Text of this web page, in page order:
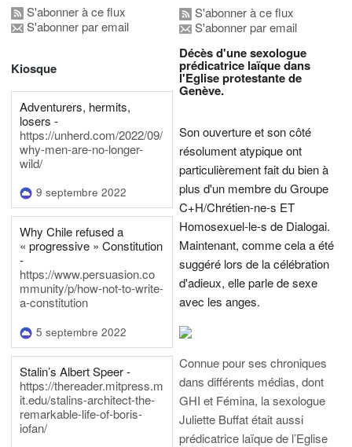
S'abonner à ce flux
S'abonner par email
Kiosque
Adventurers, hermits,
losers -
https://unherd.com/2022/09/
why-men-are-no-longer-
wild/
9 septembre 2022
Why Chile refused a
« progressive » Constitution
-
https://www.persuasion.co
mmunity/p/how-not-to-write-
a-constitution
5 septembre 2022
Stalin’s Albert Speer -
https://thereader.mitpress.m
it.edu/stalins-architect-the-
remarkable-life-of-boris-
iofan/
S'abonner à ce flux
S'abonner par email
Décès d'une sexologue
prédicatrice laïque dans
l'Eglise protestante de
Genève.
Son ouverture et son côté
résolument atypique ont
particulièrement fait du bien à
plus d'un membre du Groupe
C+H/Chrétien-ne-s ET
Homosexuel-le-s de Dialogai.
Maintenant, comme cela a été
suggéré lors de la célébration
d'adieux, elle parle de sexe
avec les anges.
Connue pour ses chroniques
dans différents médias, dont
GHI et Fémina, la sexologue
Juliette Buffat était aussi
prédicatrice laïque de l’Eglise